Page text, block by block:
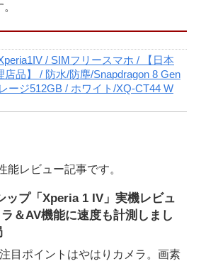
/ SIMフリースマホ / 【日本
店品】 / 防水/防塵/Snapdragon 8 Gen
ージ512GB / ホワイト/XQ-CT44 W
レビュー記事です。
ップ「Xperia 1 IV」実機レビュ
＆AV機能に速度も計測しまし
目ポイントはやはりカメラ。画素